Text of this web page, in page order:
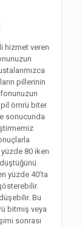
hizmet veren
pillerinin
pil ömrü biter
sonucunda
80 iken
yüzde 40’ta
Bu
bitmiş veya
sonrası